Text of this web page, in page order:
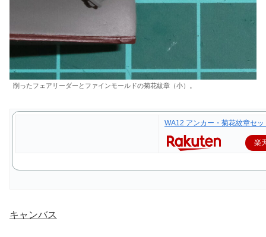
削ったフェアリーダーとファインモールドの菊花紋章（小）。
WA12 アンカー・菊花紋章セッ
楽
キャンバス